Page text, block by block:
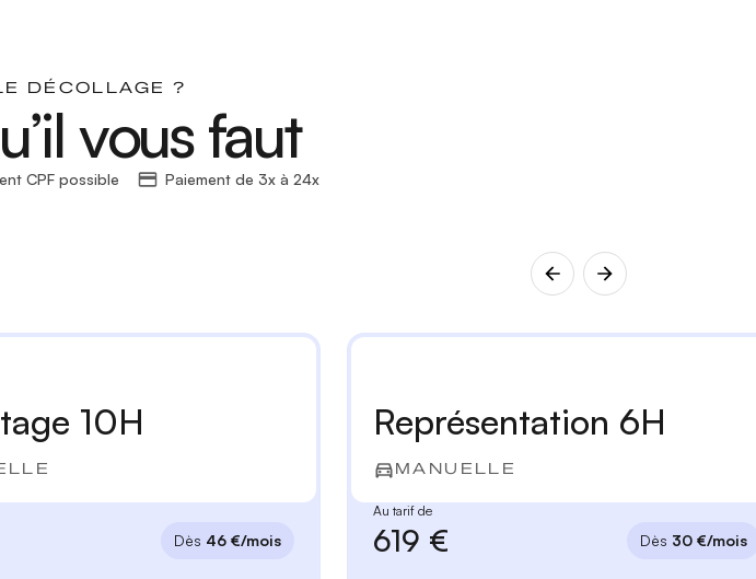
DÉCOLLAGE ?
vous faut
CPF possible Paiement de 3x à 24x
10H
Dès 46 €/mois
Représentation 6H
MANUELLE
Au tarif de
619 € Dès 30 €/mois